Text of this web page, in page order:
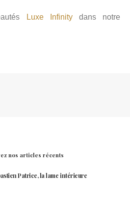
Luxe Infinitydans notre
nos articles récents
Patrice, la lame intérieure